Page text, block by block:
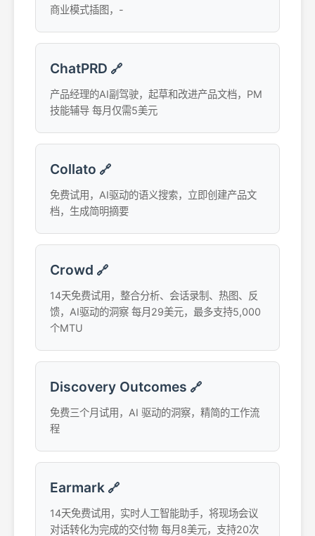
商业模式插图，-
ChatPRD 🔗
产品经理的AI副驾驶，起草和改进产品文档，PM
技能辅导 每月仅需5美元
Collato 🔗
免费试用，AI驱动的语义搜索，立即创建产品文
档，生成简明摘要
Crowd 🔗
14天免费试用，整合分析、会话录制、热图、反
馈，AI驱动的洞察 每月29美元，最多支持5,000
个MTU
Discovery Outcomes 🔗
免费三个月试用，AI 驱动的洞察，精简的工作流
程
Earmark 🔗
14天免费试用，实时人工智能助手，将现场会议
对话转化为完成的交付物 每月8美元，支持20次